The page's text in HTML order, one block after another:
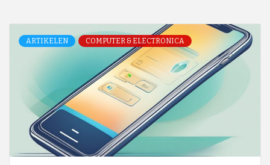
ARTIKELEN COMPUTER & ELECTRONICA